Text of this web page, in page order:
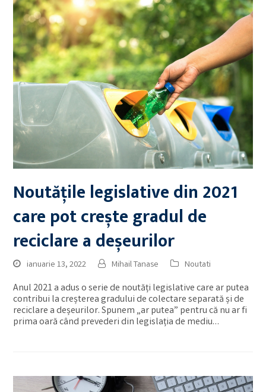
Noutățile legislative din 2021
care pot crește gradul de
reciclare a deșeurilor
ianuarie 13, 2022 Mihail Tanase Noutati
Anul 2021 a adus o serie de noutăți legislative care ar putea
contribui la creșterea gradului de colectare separată și de
reciclare a deșeurilor. Spunem „ar putea” pentru că nu ar fi
prima oară când prevederi din legislația de mediu…